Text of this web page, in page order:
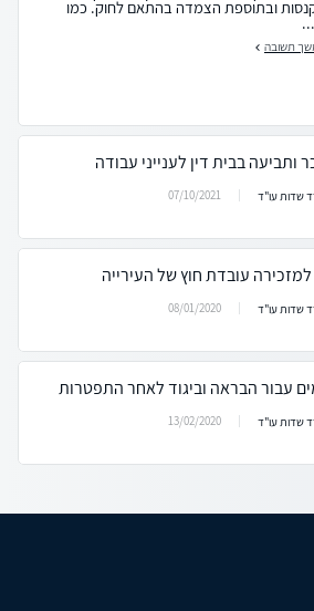
ובתוספת הצמדה בהתאם לחוק. כמו
תשובה
בבית דין לענייני עבודה
שדות עו"ד 07/10/2021
עובדת חוץ של העירייה
שדות עו"ד 08/01/2020
עבור הבראה וביגוד לאחר התפטרות
שדות עו"ד 13/02/2020